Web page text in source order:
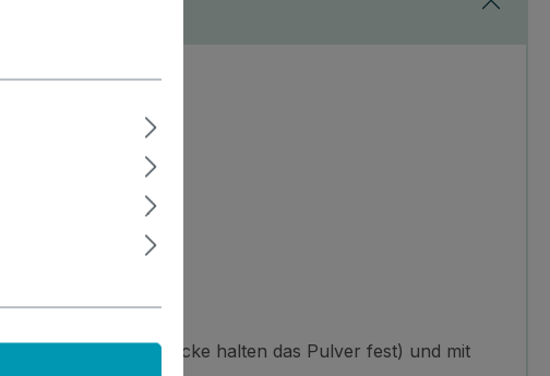
(fettige Fingerabdrücke halten das Pulver fest) und mit